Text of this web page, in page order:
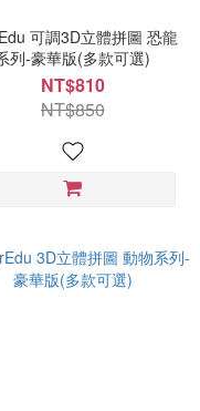
可調3D立體拼圖 恐龍
列-豪華版(多款可選)
NT$810
NT$850